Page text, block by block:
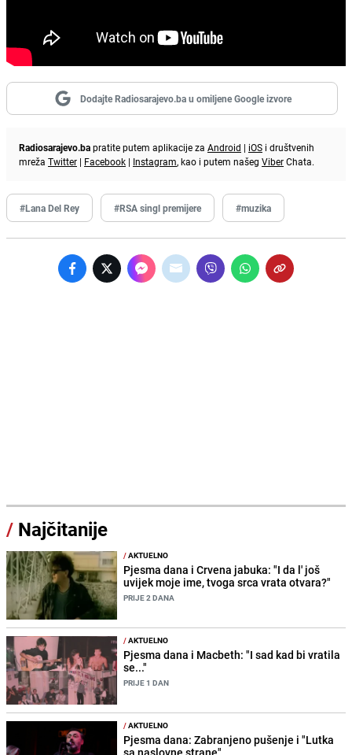
Dodajte Radiosarajevo.ba u omiljene Google izvore
Radiosarajevo.bapratite putem aplikacije za Android | iOS i društvenih
mreža Twitter | Facebook | Instagram, kao i putem našeg ViberChata.
#Lana Del Rey #RSA singl premijere #muzika
/ Najčitanije
/AKTUELNO
Pjesma dana i Crvena jabuka: "I da l' još
uvijek moje ime, tvoga srca vrata otvara?"
PRIJE 2 DANA
/AKTUELNO
Pjesma dana i Macbeth: "I sad kad bi vratila
se..."
PRIJE 1 DAN
/AKTUELNO
Pjesma dana: Zabranjeno pušenje i "Lutka